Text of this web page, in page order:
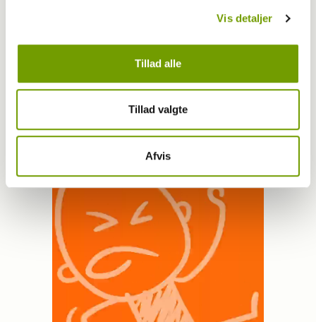
Vis detaljer
Tillad alle
Tillad valgte
Afvis
Har du en nyhed eller god historie?
Kontakt Rinnie Mathilde Ilsøe van Oosterhout